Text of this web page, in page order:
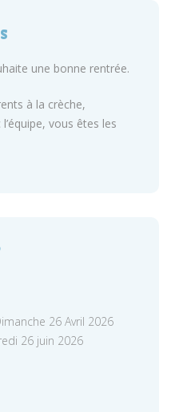
une bonne rentrée.
à la crèche,
vous êtes les
26 Avril 2026
26 juin 2026